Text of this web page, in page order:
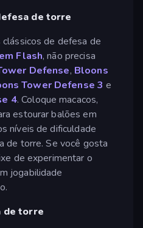
de torre
de defesa de
Flash, não precisa
Defense, Bloons
Tower Defense 3 e
4. Coloque macacos,
estourar balões em
níveis de dificuldade
de torre. Se você gosta
de experimentar o
jogabilidade
de torre